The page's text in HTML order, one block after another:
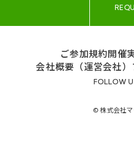
ご参加規約開催
会社概要（運営会社）
FOLLOW
© 株式会社